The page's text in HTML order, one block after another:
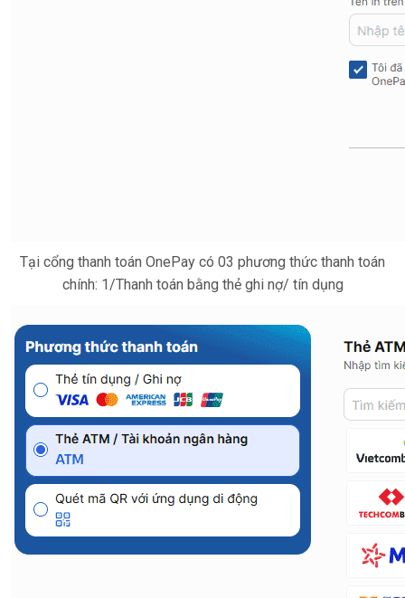
Tại cổng thanh toán OnePay có 03 phương thức thanh toán
chính: 1/Thanh toán bằng thẻ ghi nợ/ tín dụng